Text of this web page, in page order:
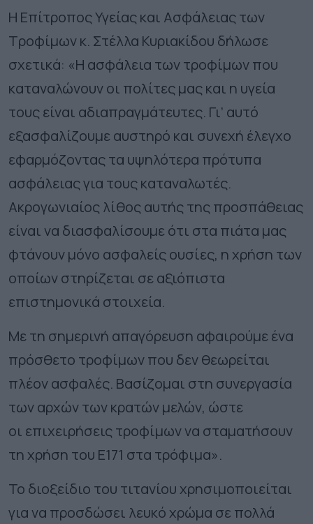
Η Επίτροπος Υγείας και Ασφάλειας των
Τροφίμων κ. Στέλλα Κυριακίδου δήλωσε
σχετικά: «Η ασφάλεια των τροφίμων που
καταναλώνουν οι πολίτες μας και η υγεία
τους είναι αδιαπραγμάτευτες. Γι’ αυτό
εξασφαλίζουμε αυστηρό και συνεχή έλεγχο
εφαρμόζοντας τα υψηλότερα πρότυπα
ασφάλειας για τους καταναλωτές.
Ακρογωνιαίος λίθος αυτής της προσπάθειας
είναι να διασφαλίσουμε ότι στα πιάτα μας
φτάνουν μόνο ασφαλείς ουσίες, η χρήση των
οποίων στηρίζεται σε αξιόπιστα
επιστημονικά στοιχεία.
Με τη σημερινή απαγόρευση αφαιρούμε ένα
πρόσθετο τροφίμων που δεν θεωρείται
πλέον ασφαλές. Βασίζομαι στη συνεργασία
των αρχών των κρατών μελών, ώστε
οι επιχειρήσεις τροφίμων να σταματήσουν
τη χρήση του E171 στα τρόφιμα».
Το διοξείδιο του τιτανίου χρησιμοποιείται
για να προσδώσει λευκό χρώμα σε πολλά